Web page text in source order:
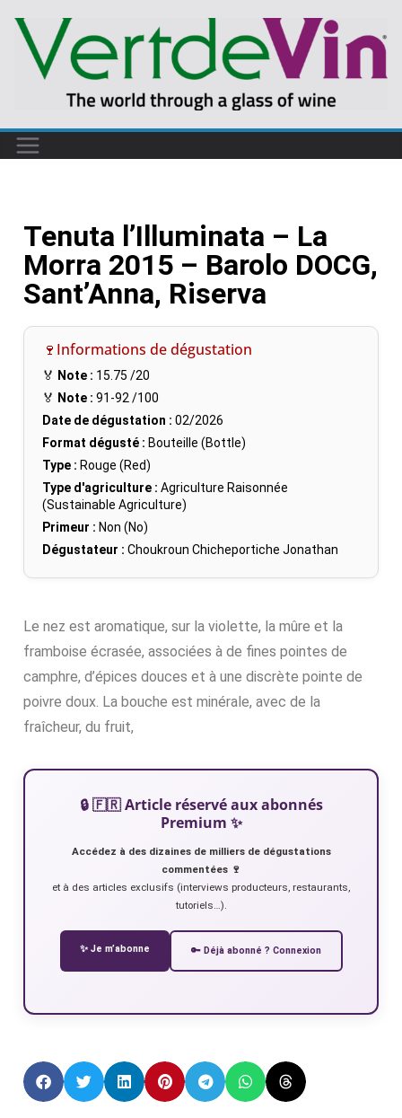
Tenuta l’Illuminata – La
Morra 2015 – Barolo DOCG,
Sant’Anna, Riserva
🍷Informations de dégustation
🏅 Note : 15.75 /20
🏅 Note : 91-92 /100
Date de dégustation : 02/2026
Format dégusté : Bouteille (Bottle)
Type : Rouge (Red)
Type d'agriculture : Agriculture Raisonnée
(Sustainable Agriculture)
Primeur : Non (No)
Dégustateur : Choukroun Chicheportiche Jonathan
Le nez est aromatique, sur la violette, la mûre et la
framboise écrasée, associées à de fines pointes de
camphre, d’épices douces et à une discrète pointe de
poivre doux. La bouche est minérale, avec de la
fraîcheur, du fruit,
🔒 🇫🇷 Article réservé aux abonnés
Premium ✨
Accédez à des dizaines de milliers de dégustations
commentées 🍷
et à des articles exclusifs (interviews producteurs, restaurants,
tutoriels…).
✨ Je m’abonne 🔑 Déjà abonné ? Connexion